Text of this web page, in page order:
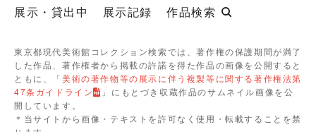
展示・貸出中
展示記録 作品検索
東京都現代美術館コレクション検索では、著作権の保護期間が満了
した作品、著作権者から掲載の許諾を得た作品の画像を公開すると
ともに、「美術の著作物等の展示に伴う複製等に関する著作権法第
47条ガイドライン
」にもとづき収蔵作品のサムネイル画像を公
開しています。
＊当サイトから画像・テキストを許可なく使用・転載することを禁